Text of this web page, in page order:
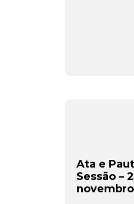
Ata e
Sessão –
novembro